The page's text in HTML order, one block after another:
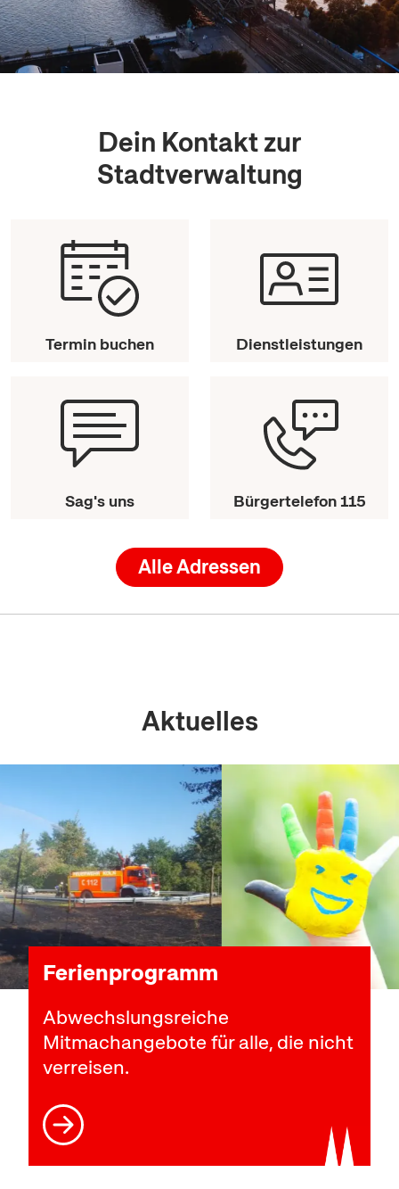
Dein Kontakt zur
Stadtverwaltung
Termin buchen Dienstleistungen
Sag's uns Bürgertelefon 115
Alle Adressen
Aktuelles
Ferienprogramm
Abwechslungsreiche
Mitmachangebote für alle, die nicht
verreisen.